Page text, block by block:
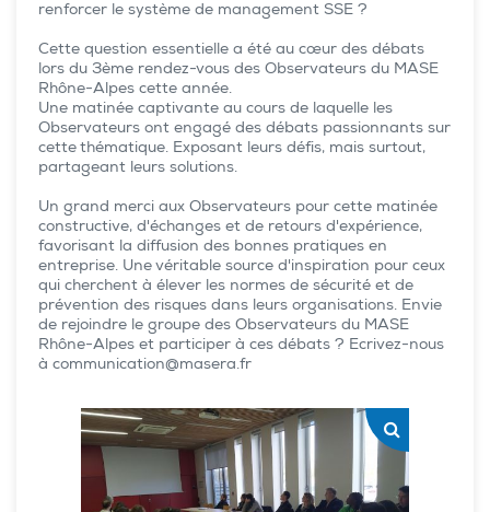
renforcer le système de management SSE ?
Cette question essentielle a été au cœur des débats
lors du 3ème rendez-vous des Observateurs du MASE
Rhône-Alpes cette année.
Une matinée captivante au cours de laquelle les
Observateurs ont engagé des débats passionnants sur
cette thématique. Exposant leurs défis, mais surtout,
partageant leurs solutions.
Un grand merci aux Observateurs pour cette matinée
constructive, d'échanges et de retours d'expérience,
favorisant la diffusion des bonnes pratiques en
entreprise. Une véritable source d'inspiration pour ceux
qui cherchent à élever les normes de sécurité et de
prévention des risques dans leurs organisations. Envie
de rejoindre le groupe des Observateurs du MASE
Rhône-Alpes et participer à ces débats ? Ecrivez-nous
à communication@masera.fr